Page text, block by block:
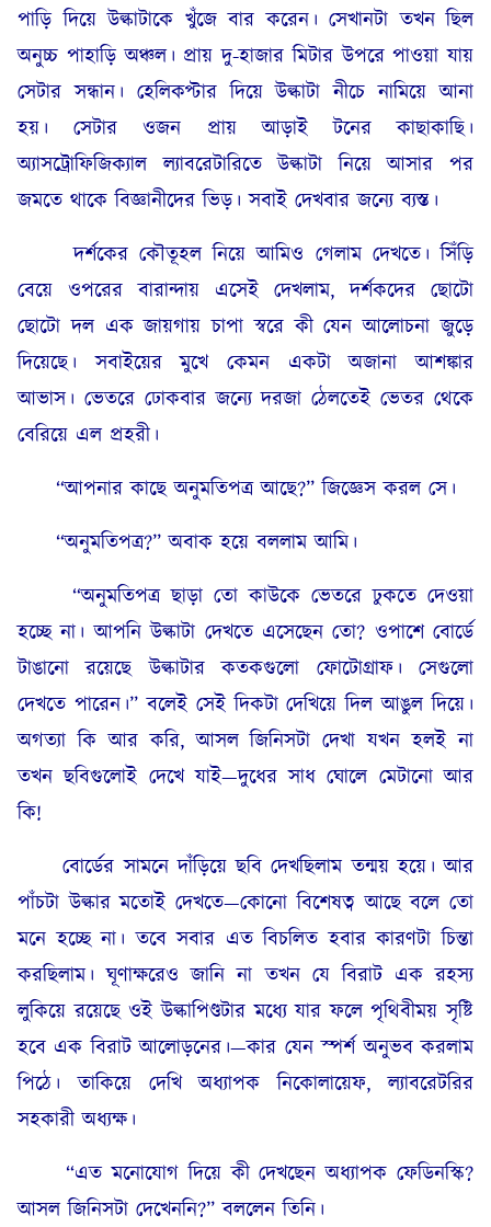
পাড়ি দিয়ে উল্কাটাকে খুঁজে বার করেন। সেখানটা তখন ছিল
অনুচ্চ পাহাড়ি অঞ্চল। প্রায় দু-হাজার মিটার উপরে পাওয়া যায়
সেটার সন্ধান। হেলিকপ্টার দিয়ে উল্কাটা নীচে নামিয়ে আনা
হয়। সেটার ওজন প্রায় আড়াই টনের কাছাকাছি।
অ্যাসট্রোফিজিক্যাল ল্যাবরেটারিতে উল্কাটা নিয়ে আসার পর
জমতে থাকে বিজ্ঞানীদের ভিড়। সবাই দেখবার জন্যে ব্যস্ত।
দর্শকের কৌতূহল নিয়ে আমিও গেলাম দেখতে। সিঁড়ি
বেয়ে ওপরের বারান্দায় এসেই দেখলাম, দর্শকদের ছোটো
ছোটো দল এক জায়গায় চাপা স্বরে কী যেন আলোচনা জুড়ে
দিয়েছে। সবাইয়ের মুখে কেমন একটা অজানা আশঙ্কার
আভাস। ভেতরে ঢোকবার জন্যে দরজা ঠেলতেই ভেতর থেকে
বেরিয়ে এল প্রহরী।
“আপনার কাছে অনুমতিপত্র আছে?” জিজ্ঞেস করল সে।
“অনুমতিপত্র?” অবাক হয়ে বললাম আমি।
“অনুমতিপত্র ছাড়া তো কাউকে ভেতরে ঢুকতে দেওয়া
হচ্ছে না। আপনি উল্কাটা দেখতে এসেছেন তো? ওপাশে বোর্ডে
টাঙানো রয়েছে উল্কাটার কতকগুলো ফোটোগ্রাফ। সেগুলো
দেখতে পারেন।” বলেই সেই দিকটা দেখিয়ে দিল আঙুল দিয়ে।
অগত্যা কি আর করি, আসল জিনিসটা দেখা যখন হলই না
তখন ছবিগুলোই দেখে যাই—দুধের সাধ ঘোলে মেটানো আর
কি!
বোর্ডের সামনে দাঁড়িয়ে ছবি দেখছিলাম তন্ময় হয়ে। আর
পাঁচটা উল্কার মতোই দেখতে—কোনো বিশেষত্ব আছে বলে তো
মনে হচ্ছে না। তবে সবার এত বিচলিত হবার কারণটা চিন্তা
করছিলাম। ঘূণাক্ষরেও জানি না তখন যে বিরাট এক রহস্য
লুকিয়ে রয়েছে ওই উল্কাপিণ্ডটার মধ্যে যার ফলে পৃথিবীময় সৃষ্টি
হবে এক বিরাট আলোড়নের।—কার যেন স্পর্শ অনুভব করলাম
পিঠে। তাকিয়ে দেখি অধ্যাপক নিকোলায়েফ, ল্যাবরেটরির
সহকারী অধ্যক্ষ।
“এত মনোযোগ দিয়ে কী দেখছেন অধ্যাপক ফেডিনস্কি?
আসল জিনিসটা দেখেননি?” বললেন তিনি।